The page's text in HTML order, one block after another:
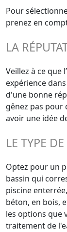
Pour
prenez en
LA
Veillez à ce que
expérience
d'une bonne
gênez pas pour
avoir une idée
LE TYPE
Optez pour un
bassin qui
piscine
béton, en bois,
les options que
traitement de